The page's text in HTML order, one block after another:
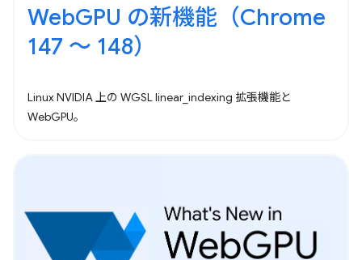
WebGPU の新機能（Chrome
147 ～ 148）
Linux NVIDIA 上の WGSL linear_indexing 拡張機能と
WebGPU。